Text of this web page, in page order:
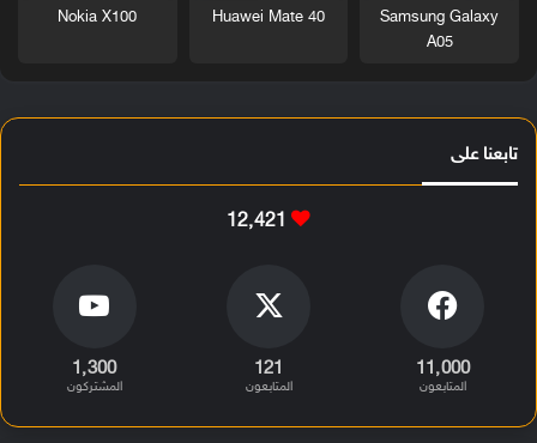
Samsung Galaxy
A05
Huawei Mate 40
Nokia X100
تابعنا على
12٬421
11٬000
المتابعون
121
المتابعون
1٬300
المشتركون